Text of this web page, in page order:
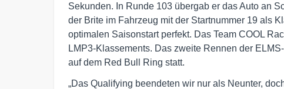
Sekunden. In Runde 103 übergab er das Auto an
der Brite im Fahrzeug mit der Startnummer 19 als
optimalen Saisonstart perfekt. Das Team COOL
LMP3-Klassements. Das zweite Rennen der
auf dem Red Bull Ring statt.
„Das Qualifying beendeten wir nur als Neunter,